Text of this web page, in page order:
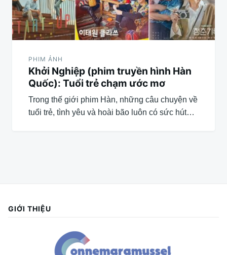
PHIM ẢNH
Khởi Nghiệp (phim truyền hình Hàn
Quốc): Tuổi trẻ chạm ước mơ
Trong thế giới phim Hàn, những câu chuyện về
tuổi trẻ, tình yêu và hoài bão luôn có sức hút…
GIỚI THIỆU